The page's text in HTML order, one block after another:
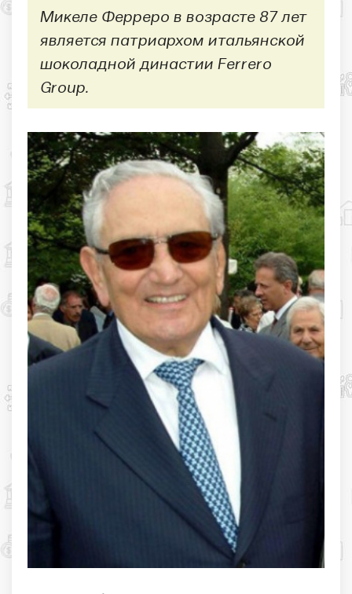
Микеле Ферреро в возрасте 87 лет
является патриархом итальянской
шоколадной династии Ferrero
Group.